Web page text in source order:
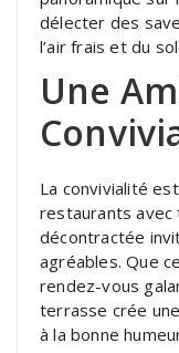
délecter des
l’air frais et du
Une
La convivialité
restaurants avec
décontractée
agréables. Que
rendez-vous
terrasse crée
à la bonne